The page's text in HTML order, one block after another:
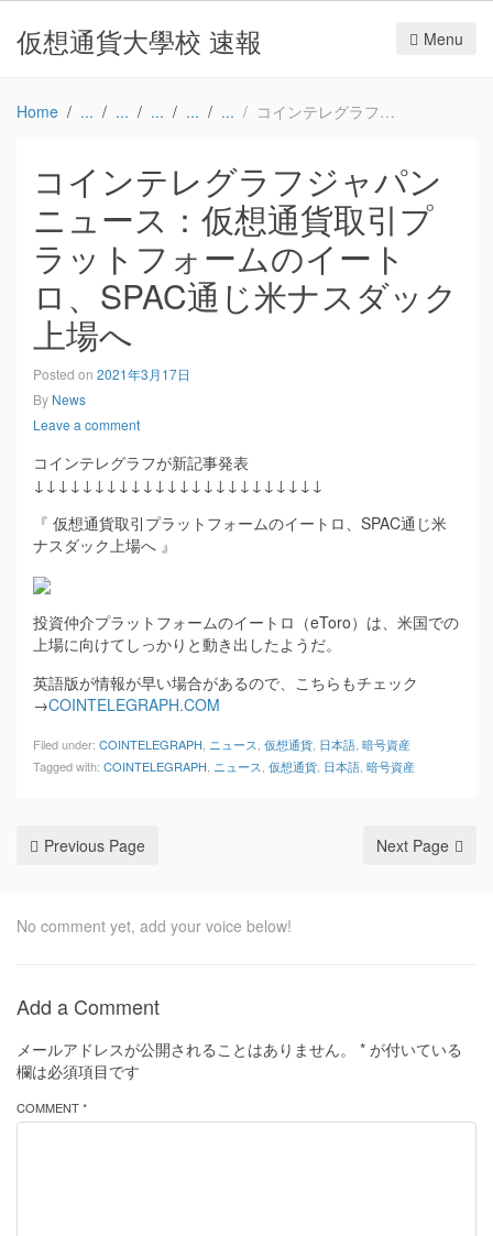
仮想通貨大學校 速報 Menu
Home コインテレグラフジャパンニュース：仮想通貨取引プラットフォームのイートロ、SPAC通じ米ナスダック上場へ
コインテレグラフジャパン
ニュース：仮想通貨取引プ
ラットフォームのイート
ロ、SPAC通じ米ナスダック
上場へ
Posted on 2021年3月17日
By News
Leave a comment
コインテレグラフが新記事発表
↓↓↓↓↓↓↓↓↓↓↓↓↓↓↓↓↓↓↓↓↓↓↓↓
『 仮想通貨取引プラットフォームのイートロ、SPAC通じ米
ナスダック上場へ 』
投資仲介プラットフォームのイートロ（eToro）は、米国での
上場に向けてしっかりと動き出したようだ。
英語版が情報が早い場合があるので、こちらもチェック
→COINTELEGRAPH.COM
Filed under: COINTELEGRAPH, ニュース, 仮想通貨, 日本語, 暗号資産
Tagged with: COINTELEGRAPH, ニュース, 仮想通貨, 日本語, 暗号資産
Previous Page Next Page
No comment yet, add your voice below!
Add a Comment
メールアドレスが公開されることはありません。 * が付いている
欄は必須項目です
COMMENT *